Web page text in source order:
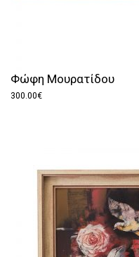
Φώφη Μουρατίδου
300.00€